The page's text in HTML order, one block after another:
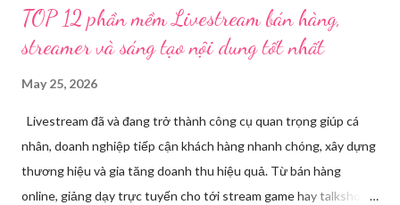
TOP 12 phần mềm Livestream bán hàng,
streamer và sáng tạo nội dung tốt nhất
May 25, 2026
Livestream đã và đang trở thành công cụ quan trọng giúp cá
nhân, doanh nghiệp tiếp cận khách hàng nhanh chóng, xây dựng
thương hiệu và gia tăng doanh thu hiệu quả. Từ bán hàng
online, giảng dạy trực tuyến cho tới stream game hay talkshow,